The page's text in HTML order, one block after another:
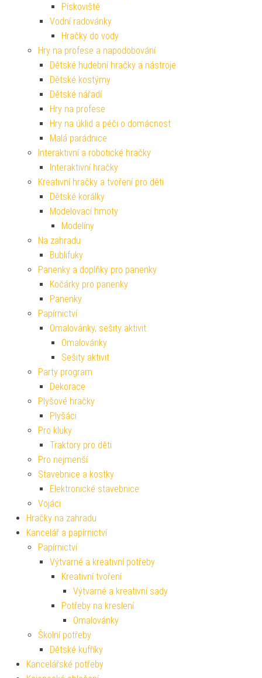
Pískoviště
Vodní radovánky
Hračky do vody
Hry na profese a napodobování
Dětské hudební hračky a nástroje
Dětské kostýmy
Dětské nářadí
Hry na profese
Hry na úklid a péči o domácnost
Malá parádnice
Interaktivní a robotické hračky
Interaktivní hračky
Kreativní hračky a tvoření pro děti
Dětské korálky
Modelovací hmoty
Modelíny
Na zahradu
Bublifuky
Panenky a doplňky pro panenky
Kočárky pro panenky
Panenky
Papírnictví
Omalovánky, sešity aktivit
Omalovánky
Sešity aktivit
Party program
Dekorace
Plyšové hračky
Plyšáci
Pro kluky
Traktory pro děti
Pro nejmenší
Stavebnice a kostky
Elektronické stavebnice
Vojáci
Hračky na zahradu
Kancelář a papírnictví
Papírnictví
Výtvarné a kreativní potřeby
Kreativní tvoření
Výtvarné a kreativní sady
Potřeby na kreslení
Omalovánky
Školní potřeby
Dětské kufříky
Kancelářské potřeby